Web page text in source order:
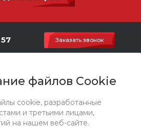
файлов Cookie
cookie, разработанные
и третьими лицами,
на нашем веб-сайте.
и координацию.
Заказать звонок
3 стр.2